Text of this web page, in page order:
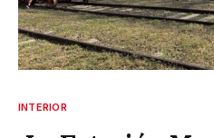
INTERIOR